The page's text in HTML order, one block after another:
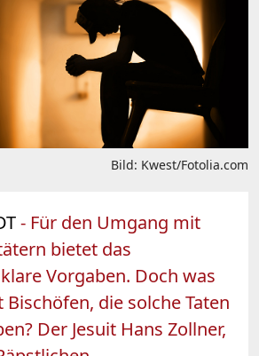
Bild: Kwest/Fotolia.com
- Für den Umgang mit
bietet das
Vorgaben. Doch was
die solche Taten
Der Jesuit Hans Zollner,